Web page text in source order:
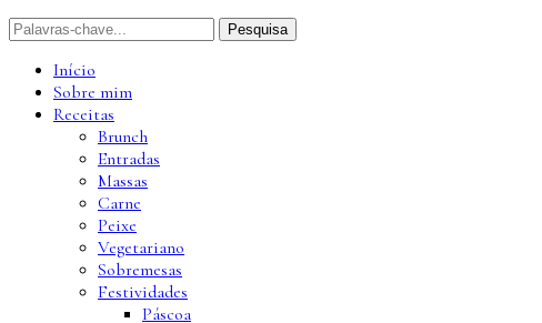
Início
Sobre mim
Receitas
Brunch
Entradas
Massas
Carne
Peixe
Vegetariano
Sobremesas
Festividades
Páscoa